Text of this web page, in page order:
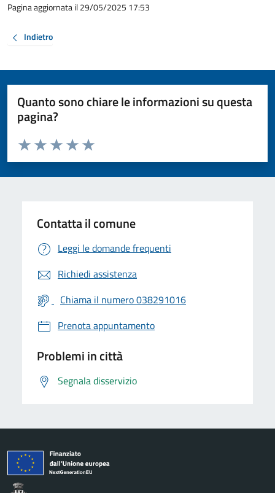
Pagina aggiornata il 29/05/2025 17:53
Indietro
Quanto sono chiare le informazioni su questa
pagina?
Valuta da 1 a 5 stelle la pagina
Valuta 5 stelle su 5
Valuta 4 stelle su 5
Valuta 3 stelle su 5
Valuta 2 stelle su 5
Valuta 1 stelle su 5
Contatta il comune
Leggi le domande frequenti
Richiedi assistenza
Chiama il numero 038291016
Prenota appuntamento
Problemi in città
Segnala disservizio